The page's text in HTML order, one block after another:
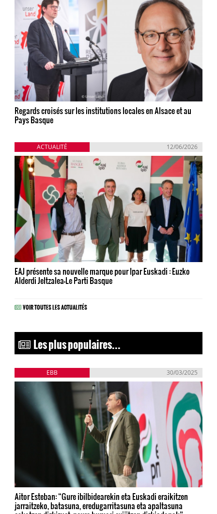
Regards croisés sur les institutions locales en Alsace et au
Pays Basque
ACTUALITÉ 12/06/2026
EAJ présente sa nouvelle marque pour Ipar Euskadi : Euzko
Alderdi Jeltzalea-Le Parti Basque
VOIR TOUTES LES ACTUALITÉS
Les plus populaires...
EBB 30/03/2025
Aitor Esteban: “Gure ibilbidearekin eta Euskadi eraikitzen
jarraitzeko, batasuna, eredugarritasuna eta apaltasuna